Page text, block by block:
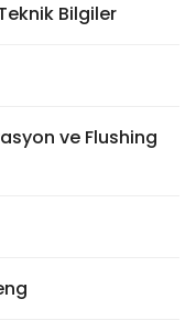
Bilgiler
ve Flushing